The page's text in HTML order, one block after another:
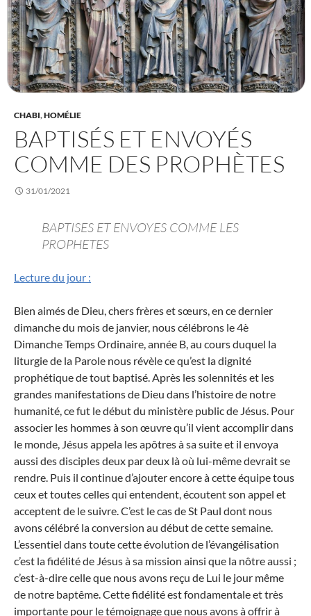
CHABI,HOMÉLIE
BAPTISÉS ET ENVOYÉS
COMME DES PROPHÈTES
31/01/2021
BAPTISES ET ENVOYES COMME LES
PROPHETES
Lecture du jour :
Bien aimés de Dieu, chers frères et sœurs, en ce dernier
dimanche du mois de janvier, nous célébrons le 4è
Dimanche Temps Ordinaire, année B, au cours duquel la
liturgie de la Parole nous révèle ce qu’est la dignité
prophétique de tout baptisé. Après les solennités et les
grandes manifestations de Dieu dans l’histoire de notre
humanité, ce fut le début du ministère publicde Jésus. Pour
associer les hommes à son œuvre qu’il vientaccomplir dans
le monde, Jésus appela les apôtresàsa suite et il envoya
aussi des disciplesdeux par deux là où lui-même devrait se
rendre . Puis il continue d’ajouter encore àcette équipetous
ceuxet toutes cellesqui entendent, écoutentson appel et
acceptentde le suivre. C’est le cas de St Paul dont nous
avons célébré la conversion au début de cette semaine.
L’essentiel dans toute cette évolution de l’évangélisation
c’est la fidélité de Jésus à sa mission ainsi que la nôtre aussi ;
c’est-à-dire celle que nous avons reçu de Lui le jour même
de notre baptême. Cette fidélité est fondamentale et très
importante pour le témoignage que nous avons à offrir à